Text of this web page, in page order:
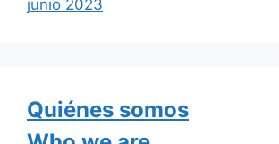
junio 2023
Quiénes somos